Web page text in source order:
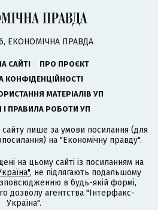
ЕКОНОМІЧНА ПРАВДА
САЙТІ
ПРО ПРОЄКТ
КОНФІДЕНЦІЙНОСТІ
МАТЕРІАЛІВ УП
ПРАВИЛА РОБОТИ УП
сайту лише за умови посилання (для
на "Економічну правду".
на цьому сайті із посиланням на
, не підлягають подальшому
в будь-якій формі,
дозволу агентства "Інтерфакс-
Україна".